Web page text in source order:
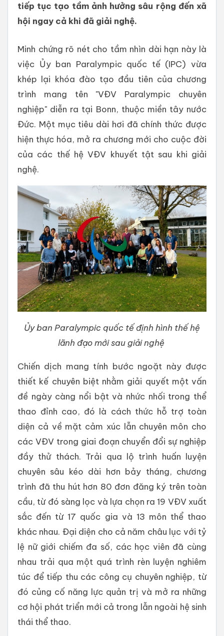
tiếp tục tạo tầm ảnh hưởng sâu rộng đến xã
hội ngay cả khi đã giải nghệ.
Minh chứng rõ nét cho tầm nhìn dài hạn này là
việc Ủy ban Paralympic quốc tế (IPC) vừa
khép lại khóa đào tạo đầu tiên của chương
trình mang tên "VĐV Paralympic chuyên
nghiệp" diễn ra tại Bonn, thuộc miền tây nước
Đức. Một mục tiêu dài hơi đã chính thức được
hiện thực hóa, mở ra chương mới cho cuộc đời
của các thế hệ VĐV khuyết tật sau khi giải
nghệ.
Ủy ban Paralympic quốc tế định hình thế hệ
lãnh đạo mới sau giải nghệ
Chiến dịch mang tính bước ngoặt này được
thiết kế chuyên biệt nhằm giải quyết một vấn
đề ngày càng nổi bật và nhức nhối trong thể
thao đỉnh cao, đó là cách thức hỗ trợ toàn
diện cả về mặt cảm xúc lẫn chuyên môn cho
các VĐV trong giai đoạn chuyển đổi sự nghiệp
đầy thử thách. Trải qua lộ trình huấn luyện
chuyên sâu kéo dài hơn bảy tháng, chương
trình đã thu hút hơn 80 đơn đăng ký trên toàn
cầu, từ đó sàng lọc và lựa chọn ra 19 VĐV xuất
sắc đến từ 17 quốc gia và 13 môn thể thao
khác nhau. Đại diện cho cả năm châu lục với tỷ
lệ nữ giới chiếm đa số, các học viên đã cùng
nhau trải qua một quá trình rèn luyện nghiêm
túc để tiếp thu các công cụ chuyên nghiệp, từ
đó củng cố năng lực quản trị và mở ra những
cơ hội phát triển mới cả trong lẫn ngoài hệ sinh
thái thể thao.